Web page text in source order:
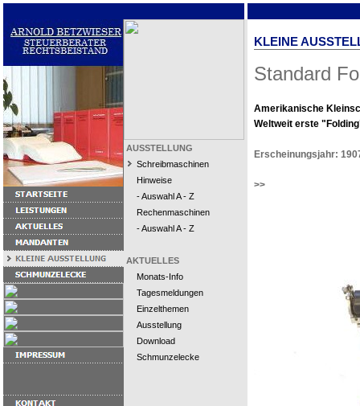
AUSSTELLUNG
Schreibmaschinen
Hinweise
- Auswahl A - Z
Rechenmaschinen
- Auswahl A - Z
AKTUELLES
Monats-Info
Tagesmeldungen
Einzelthemen
Ausstellung
Download
Schmunzelecke
KLEINE
Standard
Amerikanische
Weltweit erste
Erscheinungsjahr:
>>